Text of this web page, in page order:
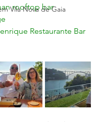
Vila Nova de Gaia
rooftop bar
Restaurante Bar